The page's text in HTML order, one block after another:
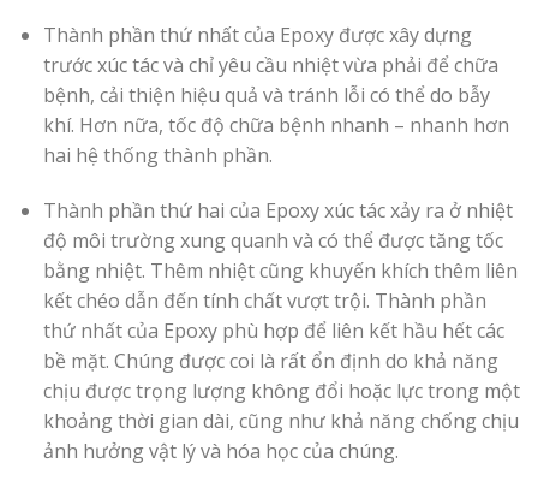
Thành phần thứ nhất của Epoxy được xây dựng
trước xúc tác và chỉ yêu cầu nhiệt vừa phải để chữa
bệnh, cải thiện hiệu quả và tránh lỗi có thể do bẫy
khí. Hơn nữa, tốc độ chữa bệnh nhanh – nhanh hơn
hai hệ thống thành phần.
Thành phần thứ hai của Epoxy xúc tác xảy ra ở nhiệt
độ môi trường xung quanh và có thể được tăng tốc
bằng nhiệt. Thêm nhiệt cũng khuyến khích thêm liên
kết chéo dẫn đến tính chất vượt trội. Thành phần
thứ nhất của Epoxy phù hợp để liên kết hầu hết các
bề mặt. Chúng được coi là rất ổn định do khả năng
chịu được trọng lượng không đổi hoặc lực trong một
khoảng thời gian dài, cũng như khả năng chống chịu
ảnh hưởng vật lý và hóa học của chúng.